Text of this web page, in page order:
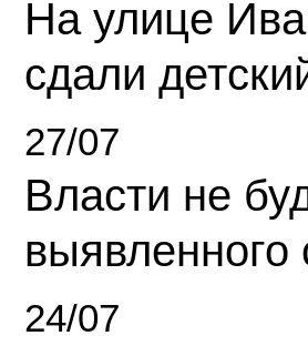
На улице
сдали
27/07
Власти не
выявленного
24/07